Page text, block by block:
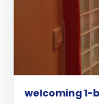
welcoming 1-